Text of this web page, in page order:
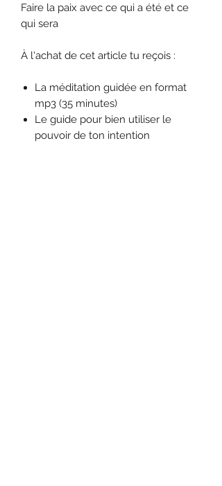
Faire la paix avec ce qui a été et ce
qui sera
À l'achat de cet article tu reçois :
La méditation guidée en format
mp3 (35 minutes)
Le guide pour bien utiliser le
pouvoir de ton intention